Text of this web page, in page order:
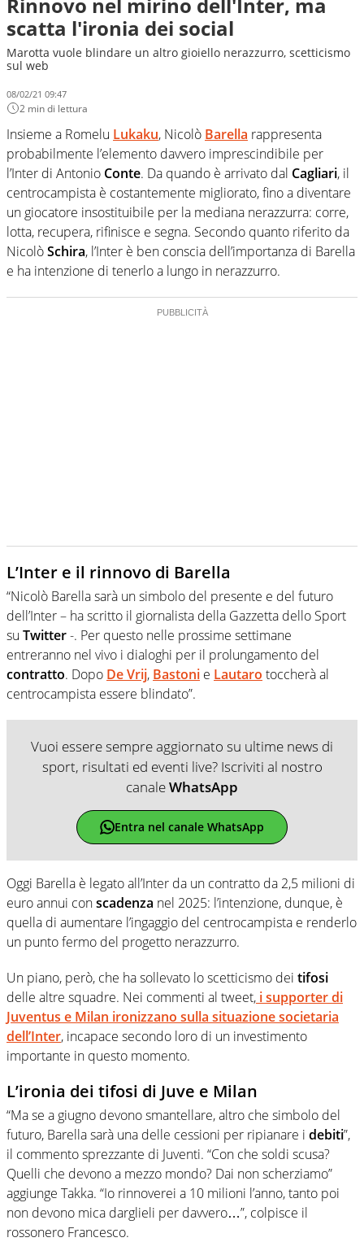
scatta l'ironia dei social
Marotta vuole blindare un altro gioiello nerazzurro, scetticismo
sul web
08/02/21 09:47
2 min di lettura
Insieme a Romelu Lukaku, Nicolò Barella rappresenta
probabilmente l’elemento davvero imprescindibile per
l’Inter di Antonio Conte. Da quando è arrivato dal Cagliari, il
centrocampista è costantemente migliorato, fino a diventare
un giocatore insostituibile per la mediana nerazzurra: corre,
lotta, recupera, rifinisce e segna. Secondo quanto riferito da
NicolòSchira, l’Inter è ben conscia dell’importanza di Barella
e ha intenzione di tenerlo a lungo in nerazzurro.
L’Inter e il rinnovo di Barella
“Nicolò Barella sarà un simbolo del presente e del futuro
dell’Inter – ha scritto il giornalista della Gazzetta dello Sport
su Twitter-. Per questo nelle prossime settimane
entreranno nel vivo i dialoghi per il prolungamento del
contratto. Dopo De Vrij, Bastoni e Lautaro toccherà al
centrocampista essere blindato”.
Vuoi essere sempre aggiornato su ultime news di
sport, risultati ed eventi live? Iscriviti al nostro
canaleWhatsApp
Entra nel canale WhatsApp
Oggi Barella è legato all’Inter da un contratto da 2,5 milioni di
euro annui conscadenza nel 2025: l’intenzione, dunque, è
quella di aumentare l’ingaggio del centrocampista e renderlo
un punto fermo del progetto nerazzurro.
Un piano, però, che ha sollevato lo scetticismo dei tifosi
delle altre squadre. Nei commenti al tweet, i supporter di
Juventus e Milan ironizzano sulla situazione societaria
dell’Inter, incapace secondo loro di un investimento
importante in questo momento.
L’ironia dei tifosi di Juve e Milan
“Ma se a giugno devono smantellare, altro che simbolo del
futuro, Barella sarà una delle cessioni per ripianare i debiti”,
il commento sprezzante di Juventi. “Con che soldi scusa?
Quelli che devono a mezzo mondo? Dai non scherziamo”
aggiunge Takka. “Io rinnoverei a 10 milioni l’anno, tanto poi
non devono mica darglieli per davvero…”, colpisce il
rossonero Francesco.